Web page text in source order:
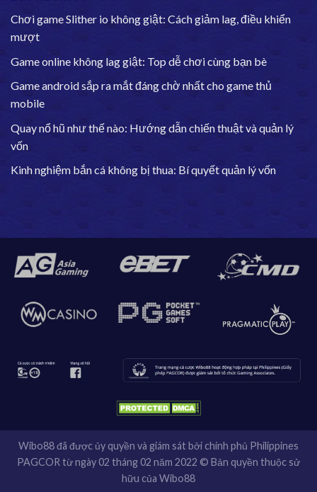
Chơi game Slither io không giật: Cách giảm lag, điều khiển
mượt
Game online không lag giật: Top dễ chơi cùng bạn bè
Game android sắp ra mắt đáng chờ nhất cho game thủ
mobile
Quay nổ hũ như thế nào: Hướng dẫn chiến thuật và quản lý
vốn
Kinh nghiệm bắn cá không bị thua: Bí quyết quản lý vốn
Wibo88 đã được ủy quyền và giám sát bởi chính phủ Philippines
PAGCOR từ ngày 02 tháng 02 năm 2022 © Bản quyền thuộc sử
hữu của Wibo88